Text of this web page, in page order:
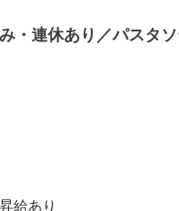
・連休あり／パスタ
給あり